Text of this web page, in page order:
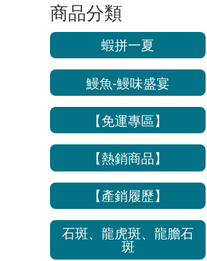
商品分類
蝦拼一夏
鰻魚-鰻味盛宴
【免運專區】
【熱銷商品】
【產銷履歷】
石斑、龍虎斑、龍膽石
斑